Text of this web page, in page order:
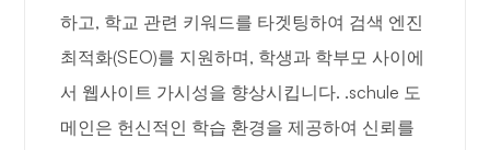
하고, 학교 관련 키워드를 타겟팅하여 검색 엔진
최적화(SEO)를 지원하며, 학생과 학부모 사이에
서 웹사이트 가시성을 향상시킵니다. .schule 도
메인은 헌신적인 학습 환경을 제공하여 신뢰를